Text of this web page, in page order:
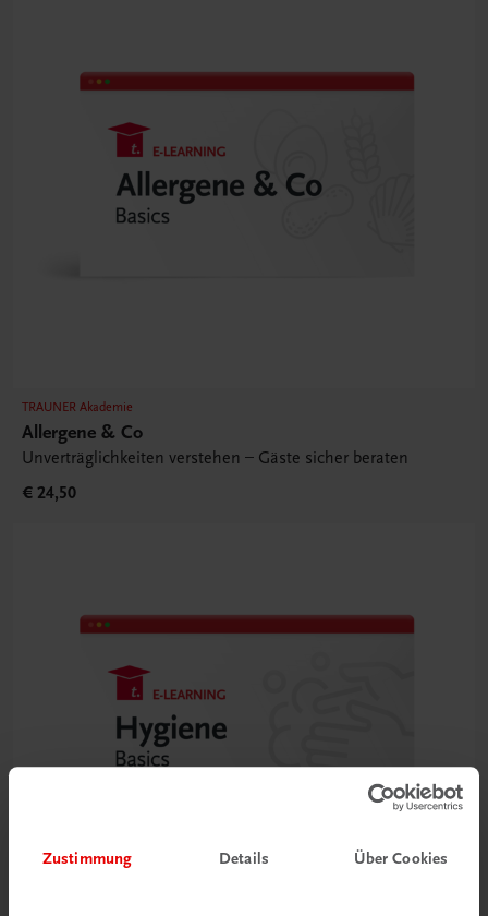
Zustimmung Details Über Cookies
TRAUNER Akademie
Allergene & Co
Unverträglichkeiten verstehen – Gäste sicher beraten
€ 24,50